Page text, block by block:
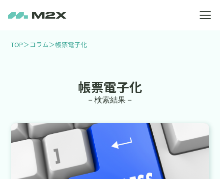
TOP＞コラム＞帳票電子化
帳票電子化
－検索結果－